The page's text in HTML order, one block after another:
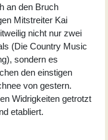
an den Bruch
Mitstreiter Kai
nicht nur zwei
(Die Country Music
sondern es
den einstigen
von gestern.
Widrigkeiten getrotzt
etabliert.